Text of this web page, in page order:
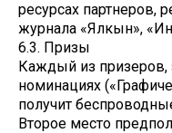
ресурсах партнеров,
журнала «Ялкын»,
6.3. Призы
Каждый из призеров,
номинациях
получит
Второе место